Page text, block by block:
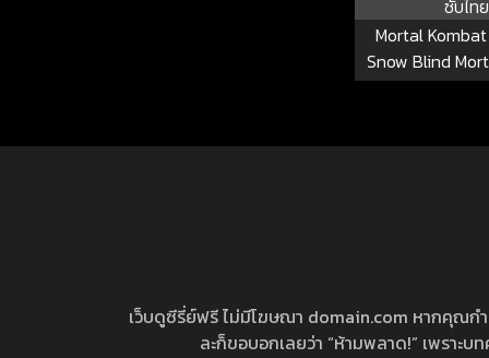
ซับไทย
Mortal
Snow Blind
Legends:
เว็บดูซีรี่ย์ฟรี ไม่มีโฆษณา domain.com หากคุณก
ละก็ขอบอกเลยว่า “ห้ามพลาด!” เพราะ